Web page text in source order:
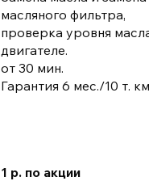
масляного фильтра,
проверка уровня
двигателе.
от 30 мин.
Гарантия 6 мес./10 т.
1 р. по акции